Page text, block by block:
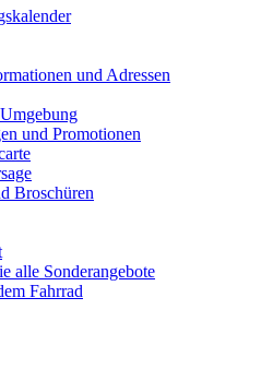
und Adressen
und Promotionen
Broschüren
alle Sonderangebote
Fahrrad